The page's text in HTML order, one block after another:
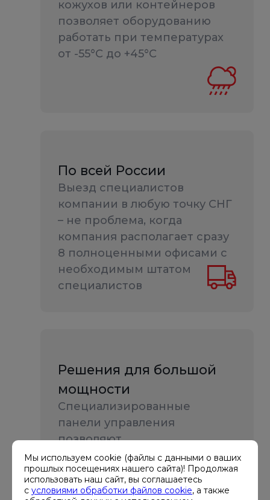
кожухов или контейнеров
позволяет оборудованию
работать при температурах
от -55°С до +45°С
По всей России
Выезд специалистов
компании в любую точку СНГ
– не проблема, когда
компания располагает сразу
8 полноценными офисами с
необходимым штатом
специалистов
Решения для большой
мощности
Специализированные
панели управления
позволяют
синхронизировать большое
количество электростанций
суммарной мощностью до
Мы используем cookie (файлы с данными о ваших
прошлых посещениях нашего сайта)! Продолжая
использовать наш сайт, вы соглашаетесь
с условиями обработки файлов cookie, а также